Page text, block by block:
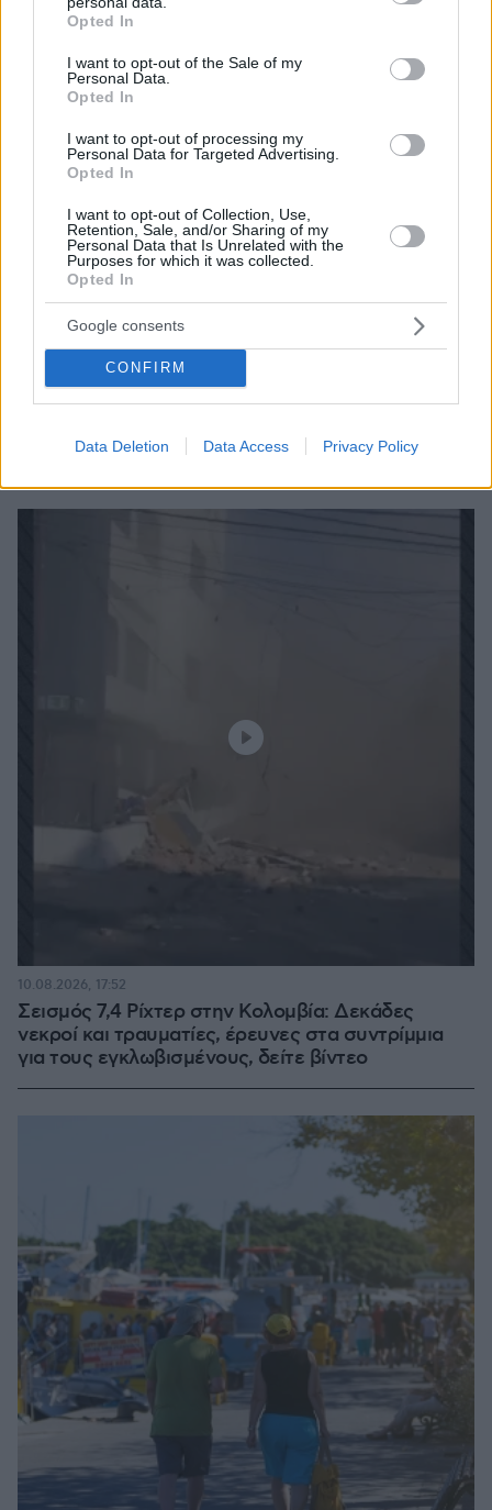
grant or deny consent to Google and its third-party tags to
use your data for below specified purposes in below Google
consent section.
Opted In
I want to opt-out of the Sale of my
Personal Data.
Opted In
I want to opt-out of processing my
Personal Data for Targeted Advertising.
Opted In
I want to opt-out of Collection, Use,
Retention, Sale, and/or Sharing of my
Personal Data that Is Unrelated with the
Purposes for which it was collected.
Opted In
Google consents
CONFIRM
Data Deletion Data Access Privacy Policy
μήνες η «Ελπίδα» της προέδρου Μαρίας
10.08.2026, 14:19
Σεισμός 7,4 Ρίχτερ στην Κολομβία: Δεκάδες
νεκροί και τραυματίες, έρευνες στα συντρίμμια
για τους εγκλωβισμένους, δείτε βίντεο
10.08.2026, 17:52